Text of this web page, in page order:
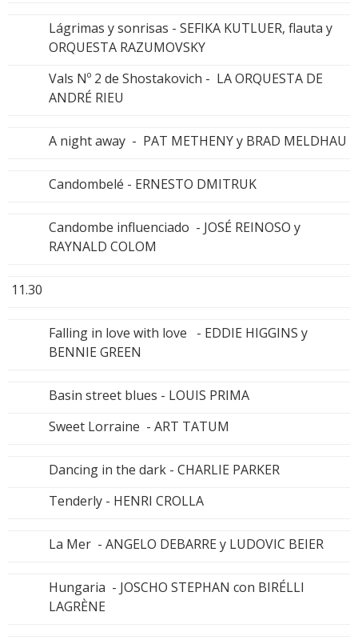
Lágrimas y sonrisas - SEFIKA KUTLUER, flauta y
ORQUESTA RAZUMOVSKY
Vals Nº 2 de Shostakovich - LA ORQUESTA DE
ANDRÉ RIEU
A night away - PAT METHENY y BRAD MELDHAU
Candombelé - ERNESTO DMITRUK
Candombe influenciado - JOSÉ REINOSO y
RAYNALD COLOM
11.30
Falling in love with love - EDDIE HIGGINS y
BENNIE GREEN
Basin street blues - LOUIS PRIMA
Sweet Lorraine - ART TATUM
Dancing in the dark - CHARLIE PARKER
Tenderly - HENRI CROLLA
La Mer - ANGELO DEBARRE y LUDOVIC BEIER
Hungaria - JOSCHO STEPHAN con BIRÉLLI
LAGRÈNE